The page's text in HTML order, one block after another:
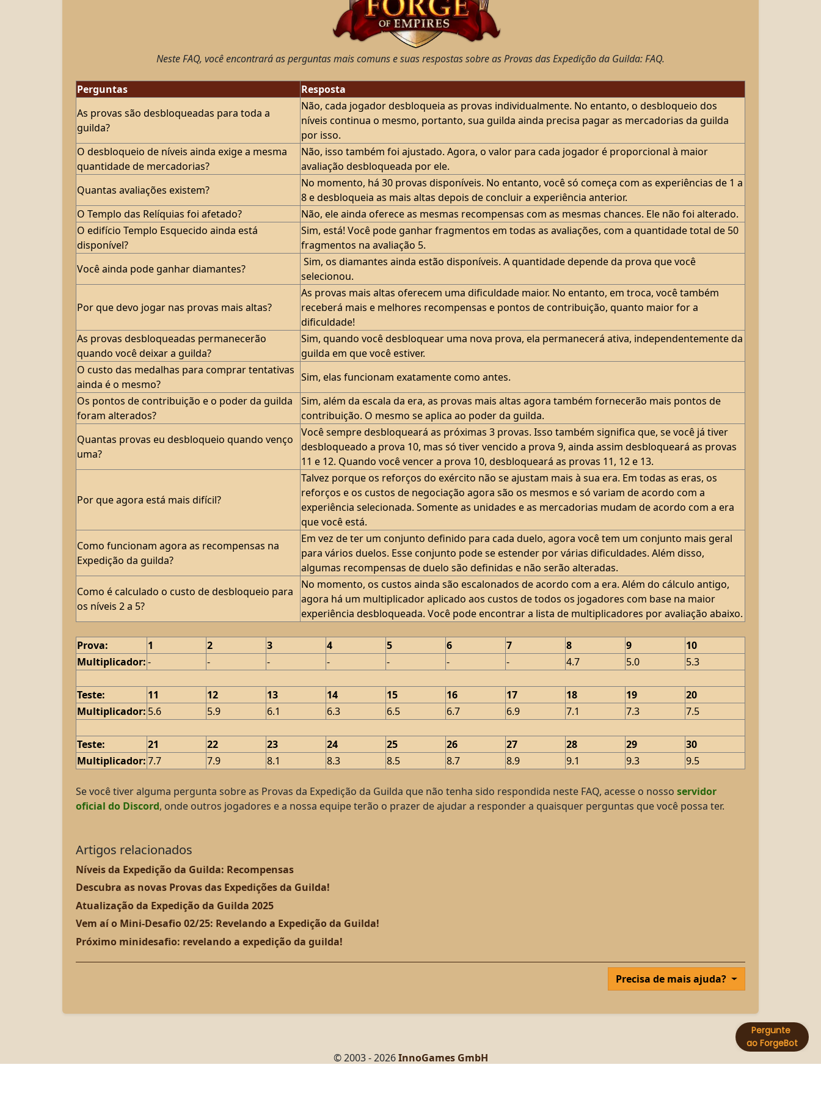
Neste FAQ, você encontrará as perguntas mais comuns e suas respostas sobre as Provas das Expedição da Guilda: FAQ.
Perguntas
Resposta
As provas são desbloqueadas para toda a
guilda?
Não, cada jogador desbloqueia as provas individualmente. No entanto, o desbloqueio dos
níveis continua o mesmo, portanto, sua guilda ainda precisa pagar as mercadorias da guilda
por isso.
O desbloqueio de níveis ainda exige a mesma
quantidade de mercadorias?
Não, isso também foi ajustado. Agora, o valor para cada jogador é proporcional à maior
avaliação desbloqueada por ele.
Quantas avaliações existem?
No momento, há 30 provas disponíveis. No entanto, você só começa com as experiências de 1 a
8 e desbloqueia as mais altas depois de concluir a experiência anterior.
O Templo das Relíquias foi afetado?
Não, ele ainda oferece as mesmas recompensas com as mesmas chances. Ele não foi alterado.
O edifício Templo Esquecido ainda está
disponível?
Sim, está! Você pode ganhar fragmentos em todas as avaliações, com a quantidade total de 50
fragmentos na avaliação 5.
Você ainda pode ganhar diamantes?
Sim, os diamantes ainda estão disponíveis. A quantidade depende da prova que você
selecionou.
Por que devo jogar nas provas mais altas?
As provas mais altas oferecem uma dificuldade maior. No entanto, em troca, você também
receberá mais e melhores recompensas e pontos de contribuição, quanto maior for a
dificuldade!
As provas desbloqueadas permanecerão
quando você deixar a guilda?
Sim, quando você desbloquear uma nova prova, ela permanecerá ativa, independentemente da
guilda em que você estiver.
O custo das medalhas para comprar tentativas
ainda é o mesmo?
Sim, elas funcionam exatamente como antes.
Os pontos de contribuição e o poder da guilda
foram alterados?
Sim, além da escala da era, as provas mais altas agora também fornecerão mais pontos de
contribuição. O mesmo se aplica ao poder da guilda.
Quantas provas eu desbloqueio quando venço
uma?
Você sempre desbloqueará as próximas 3 provas. Isso também significa que, se você já tiver
desbloqueado a prova 10, mas só tiver vencido a prova 9, ainda assim desbloqueará as provas
11 e 12. Quando você vencer a prova 10, desbloqueará as provas 11, 12 e 13.
Por que agora está mais difícil?
Talvez porque os reforços do exército não se ajustam mais à sua era. Em todas as eras, os
reforços e os custos de negociação agora são os mesmos e só variam de acordo com a
experiência selecionada. Somente as unidades e as mercadorias mudam de acordo com a era
que você está.
Como funcionam agora as recompensas na
Expedição da guilda?
Em vez de ter um conjunto definido para cada duelo, agora você tem um conjunto mais geral
para vários duelos. Esse conjunto pode se estender por várias dificuldades. Além disso,
algumas recompensas de duelo são definidas e não serão alteradas.
Como é calculado o custo de desbloqueio para
os níveis 2 a 5?
No momento, os custos ainda são escalonados de acordo com a era. Além do cálculo antigo,
agora há um multiplicador aplicado aos custos de todos os jogadores com base na maior
experiência desbloqueada. Você pode encontrar a lista de multiplicadores por avaliação abaixo.
Prova: 1 2 3 4 5 6 7 8 9
10
Multiplicador:- - - - - - - 4.7 5.0 5.3
Teste: 11 12 13 14 15 16 17 18 19
20
Multiplicador: 5.6 5.9 6.1 6.3 6.5 6.7 6.9 7.1 7.3 7.5
Teste: 21 22 23 24 25 26 27 28 29
30
Multiplicador:7.7 7.9 8.1 8.3 8.5 8.7 8.9 9.1 9.3 9.5
Se você tiver alguma pergunta sobre as Provas da Expedição da Guilda que não tenha sido respondida neste FAQ, acesse o nosso servidor
oficial do Discord, onde outros jogadores e a nossa equipe terão o prazer de ajudar a responder a quaisquer perguntas que você possa ter.
Artigos relacionados
Níveis da Expedição da Guilda: Recompensas
Descubra as novas Provas das Expedições da Guilda!
Atualização da Expedição da Guilda 2025
Vem aí o Mini-Desafio 02/25: Revelando a Expedição da Guilda!
Próximo minidesafio: revelando a expedição da guilda!
Precisa de mais ajuda?
© 2003 - 2026InnoGames GmbH